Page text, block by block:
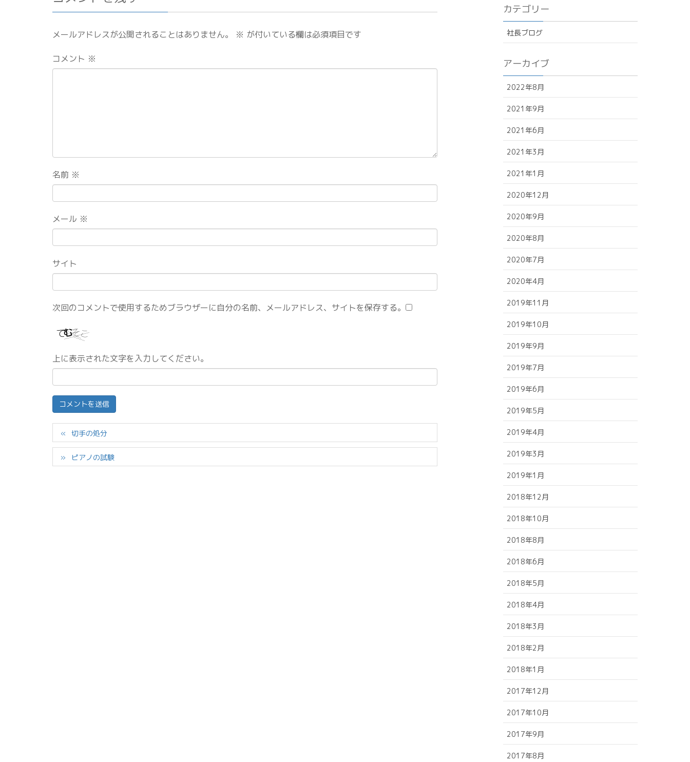
メールアドレスが公開されることはありません。 ※ が付いている欄は必須項目です
コメント ※
名前 ※
メール ※
サイト
次回のコメントで使用するためブラウザーに自分の名前、メールアドレス、サイトを保存する。
上に表示された文字を入力してください。
切手の処分
ピアノの試験
カテゴリー
社長ブログ
アーカイブ
2022年8月
2021年9月
2021年6月
2021年3月
2021年1月
2020年12月
2020年9月
2020年8月
2020年7月
2020年4月
2019年11月
2019年10月
2019年9月
2019年7月
2019年6月
2019年5月
2019年4月
2019年3月
2019年1月
2018年12月
2018年10月
2018年8月
2018年6月
2018年5月
2018年4月
2018年3月
2018年2月
2018年1月
2017年12月
2017年10月
2017年9月
2017年8月